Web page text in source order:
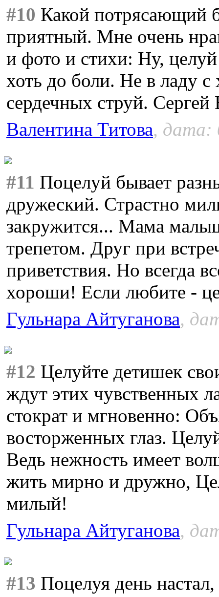
#10 Какой потрясающий
приятный. Мне очень
и фото и стихи: Ну,
хоть до боли. Не в ладу
сердечных струй. Сергей
Валентина Титова, дата:
#11 Поцелуй бывает
дружеский. Страстно
закружится... Мама
трепетом. Друг при
приветствия. Но всегда
хороши! Если любите -
Гульнара Айтуганова,
#12 Целуйте детишек
ждут этих чувственных
стократ и мгновенно:
восторженных глаз.
Ведь нежность имеет
жить мирно и дружно,
милый!
Гульнара Айтуганова,
#13 Поцелуя день